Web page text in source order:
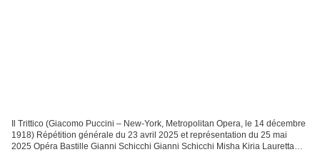
Il Trittico (Giacomo Puccini – New-York, Metropolitan Opera, le 14 décembre
1918) Répétition générale du 23 avril 2025 et représentation du 25 mai
2025 Opéra Bastille Gianni Schicchi Gianni Schicchi Misha Kiria Lauretta